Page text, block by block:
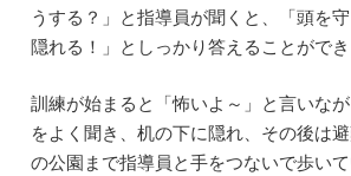
うする？」と指導員が聞くと、「頭を
隠れる！」としっかり答えることがで
訓練が始まると「怖いよ～」と言いな
をよく聞き、机の下に隠れ、その後は
の公園まで指導員と手をつないで歩いて